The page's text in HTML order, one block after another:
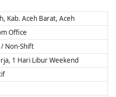
Kab. Aceh Barat, Aceh
Office
/ Non-Shift
1 Hari Libur Weekend